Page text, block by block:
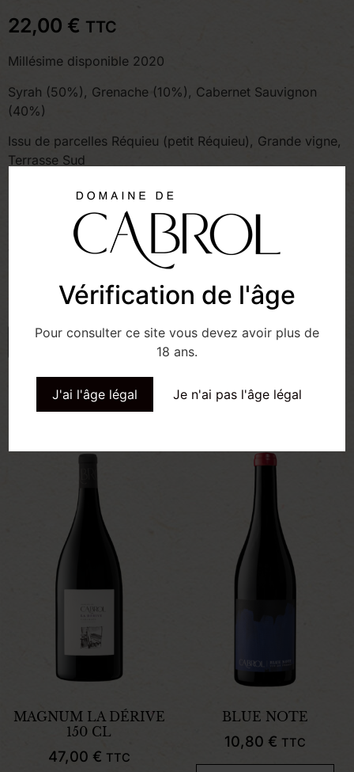
Vérification de l'âge
Pour consulter ce site vous devez avoir plus de
18 ans.
J'ai l'âge légal Je n'ai pas l'âge légal
22,00 € TTC
Millésime disponible 2020
Syrah (50%), Grenache (10%), Cabernet Sauvignon
(40%)
Issu de parcelles Réquieu (petit Réquieu), Grande vigne,
Terrasse Sud
La cuvée Réquieu exprime le caractère des parcelles
isolées dont elle est issue, entre garrigue et bois de
pins. Généreux, le Réquieu allie le Cabernet-Sauvignon
aux parfums gourmands de la Syrah et du Grenache.
Cette cuvée offre une première expression typique de
notre terroir de haut Cabardès en Montagne Noire. Un
rapport qualité prix « phénoménal ».
Ajouter au panier
Produits similaires
MAGNUM LA DÉRIVE
150 CL
47,00 € TTC
BLUE NOTE
10,80 € TTC